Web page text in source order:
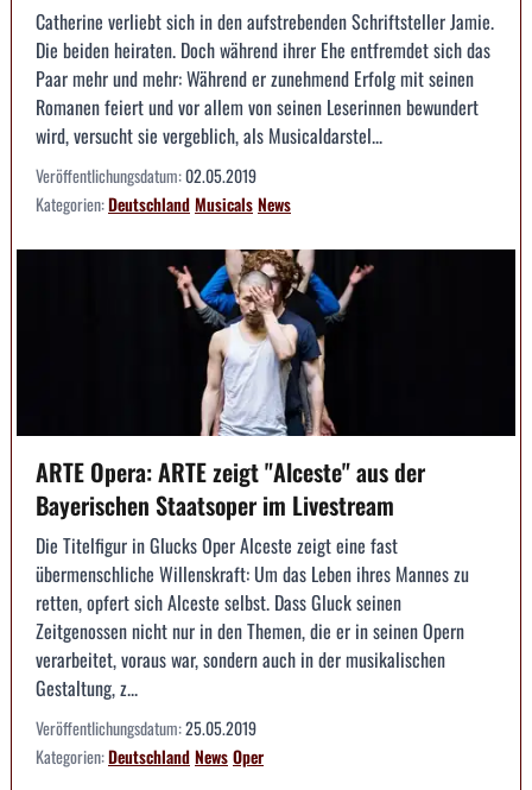
Catherine verliebt sich in den aufstrebenden Schriftsteller Jamie.
Die beiden heiraten. Doch während ihrer Ehe entfremdet sich das
Paar mehr und mehr: Während er zunehmend Erfolg mit seinen
Romanen feiert und vor allem von seinen Leserinnen bewundert
wird, versucht sie vergeblich, als Musicaldarstel...
Veröffentlichungsdatum:02.05.2019
Kategorien:DeutschlandMusicalsNews
ARTE Opera: ARTE zeigt "Alceste" aus der
Bayerischen Staatsoper im Livestream
Die Titelfigur in Glucks Oper Alceste zeigt eine fast
übermenschliche Willenskraft: Um das Leben ihres Mannes zu
retten, opfert sich Alceste selbst. Dass Gluck seinen
Zeitgenossen nicht nur in den Themen, die er in seinen Opern
verarbeitet, voraus war, sondern auch in der musikalischen
Gestaltung, z...
Veröffentlichungsdatum:25.05.2019
Kategorien:DeutschlandNewsOper